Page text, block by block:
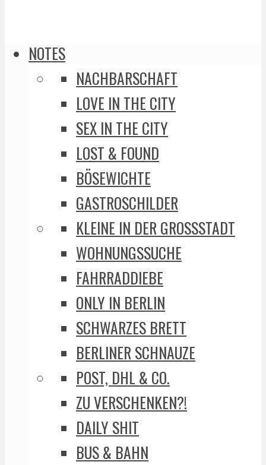
NOTES
NACHBARSCHAFT
LOVE IN THE CITY
SEX IN THE CITY
LOST & FOUND
BÖSEWICHTE
GASTROSCHILDER
KLEINE IN DER GROSSSTADT
WOHNUNGSSUCHE
FAHRRADDIEBE
ONLY IN BERLIN
SCHWARZES BRETT
BERLINER SCHNAUZE
POST, DHL & CO.
ZU VERSCHENKEN?!
DAILY SHIT
BUS & BAHN